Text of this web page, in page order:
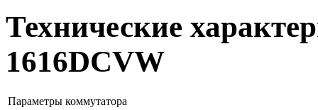
Технические
1616DCVW
Параметры коммутатора